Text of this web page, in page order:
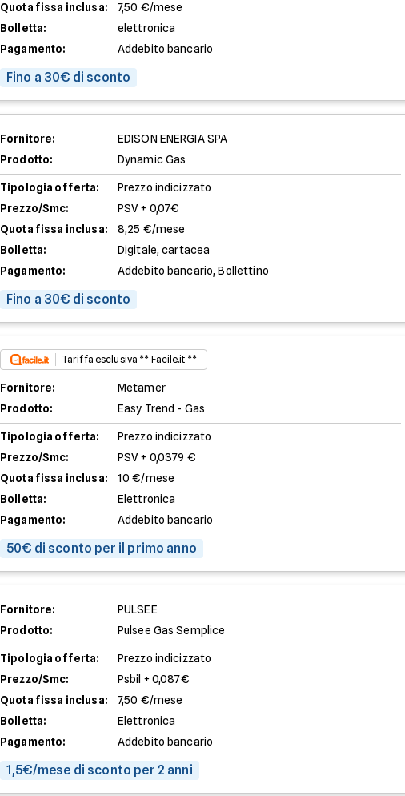
Quota fissa inclusa:
7,50 €/mese
Bolletta:
elettronica
Pagamento:
Addebito bancario
Fino a 30€ di sconto
Fornitore:
EDISON ENERGIA SPA
Prodotto:
Dynamic Gas
Tipologia offerta:
Prezzo indicizzato
Prezzo/Smc:
PSV + 0,07€
Quota fissa inclusa:
8,25 €/mese
Bolletta:
Digitale, cartacea
Pagamento:
Addebito bancario, Bollettino
Fino a 30€ di sconto
Tariffa esclusiva ** Facile.it **
Fornitore:
Metamer
Prodotto:
Easy Trend - Gas
Tipologia offerta:
Prezzo indicizzato
Prezzo/Smc:
PSV + 0,0379 €
Quota fissa inclusa:
10 €/mese
Bolletta:
Elettronica
Pagamento:
Addebito bancario
50€ di sconto per il primo anno
Fornitore:
PULSEE
Prodotto:
Pulsee Gas Semplice
Tipologia offerta:
Prezzo indicizzato
Prezzo/Smc:
Psbil + 0,087€
Quota fissa inclusa:
7,50 €/mese
Bolletta:
Elettronica
Pagamento:
Addebito bancario
1,5€/mese di sconto per 2 anni